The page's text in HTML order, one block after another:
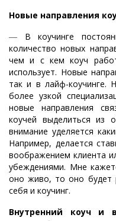
Новые направления
― В коучинге
количество новых
чем и с кем коуч
использует. Новые
так и в лайф-коучинге.
более узкой
новые направления
коучей выделиться из
внимание уделяется
Например, делается
воображением клиента
убеждениями. Мне
оно живо, то оно будет
себя и коучинг.
Внутренний коуч